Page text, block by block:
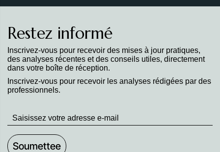
Restez informé
Inscrivez-vous pour recevoir des mises à jour pratiques,
des analyses récentes et des conseils utiles, directement
dans votre boîte de réception.
Inscrivez-vous pour recevoir les analyses rédigées par des
professionnels.
Stay
up
to
Date